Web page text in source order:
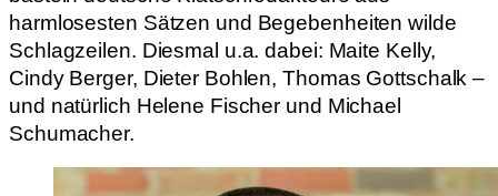
harmlosesten Sätzen und Begebenheiten wilde
Schlagzeilen. Diesmal u.a. dabei: Maite Kelly,
Cindy Berger, Dieter Bohlen, Thomas Gottschalk –
und natürlich Helene Fischer und Michael
Schumacher.